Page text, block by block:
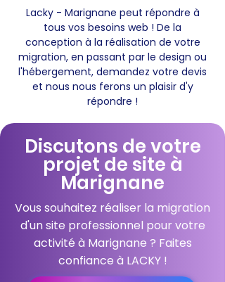
Lacky - Marignane peut répondre à
tous vos besoins web ! De la
conception à la réalisation de votre
migration, en passant par le design ou
l'hébergement, demandez votre devis
et nous nous ferons un plaisir d'y
répondre !
Discutons de votre
projet de site à
Marignane
Vous souhaitez réaliser la migration
d'un site professionnel pour votre
activité à Marignane ? Faites
confiance à LACKY !